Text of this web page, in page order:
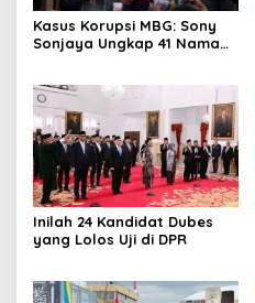
Kasus Korupsi MBG: Sony
Sonjaya Ungkap 41 Nama
Inilah 24 Kandidat Dubes
yang Lolos Uji di DPR